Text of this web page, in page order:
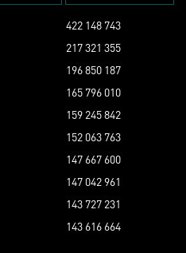
422 148 743
217 321 355
196 850 187
165 796 010
159 245 842
152 063 763
147 667 600
147 042 961
143 727 231
143 616 664